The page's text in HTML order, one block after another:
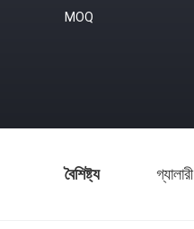
MOQ
বৈশিষ্ট্য গ্যালারী